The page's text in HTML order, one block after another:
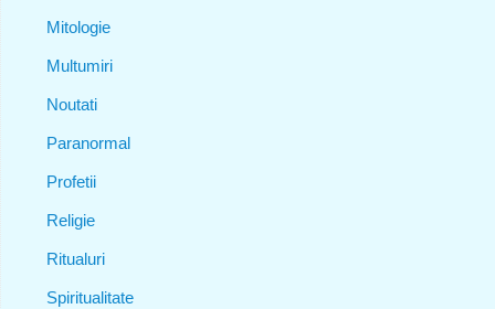
Mitologie
Multumiri
Noutati
Paranormal
Profetii
Religie
Ritualuri
Spiritualitate